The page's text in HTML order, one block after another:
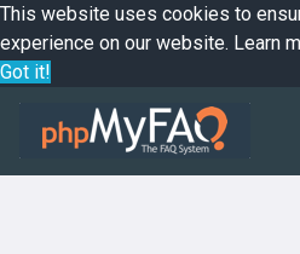
This website uses cookies to
experience on our website. Learn
Got it!